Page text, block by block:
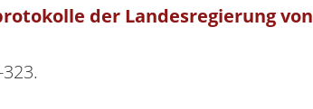
der Landesregierung von